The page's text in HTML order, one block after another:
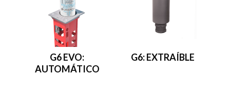
G6 EVO:
AUTOMÁTICO
G6: EXTRAÍBLE